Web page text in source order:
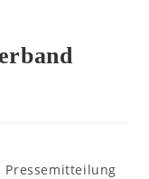
Pressemitteilung